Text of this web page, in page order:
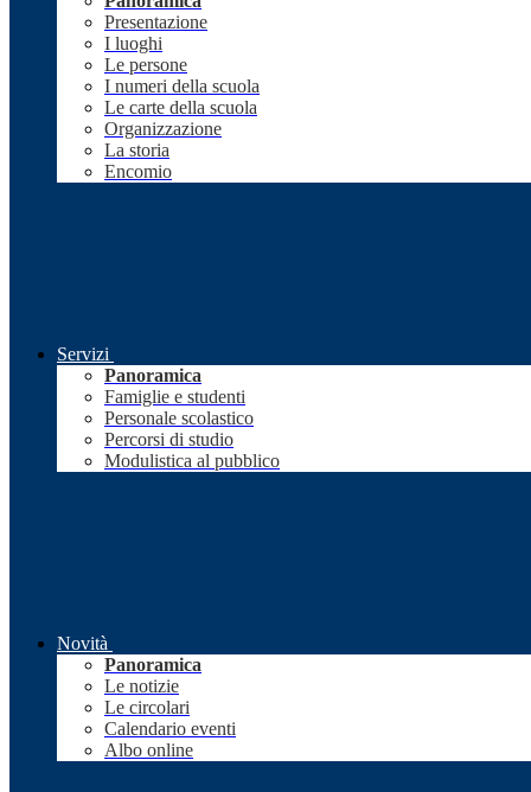
Presentazione
I luoghi
Le persone
I numeri della scuola
Le carte della scuola
Organizzazione
La storia
Encomio
Servizi
Panoramica
Famiglie e studenti
Personale scolastico
Percorsi di studio
Modulistica al pubblico
Novità
Panoramica
Le notizie
Le circolari
Calendario eventi
Albo online